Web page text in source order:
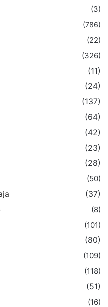
(3)
(786)
(22)
(326)
(11)
(24)
(137)
(64)
(42)
(23)
(28)
(50)
(37)
(8)
(101)
(80)
(109)
(118)
(51)
(16)